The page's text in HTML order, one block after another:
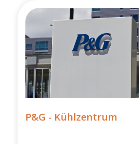
P&G - Kühlzentrum